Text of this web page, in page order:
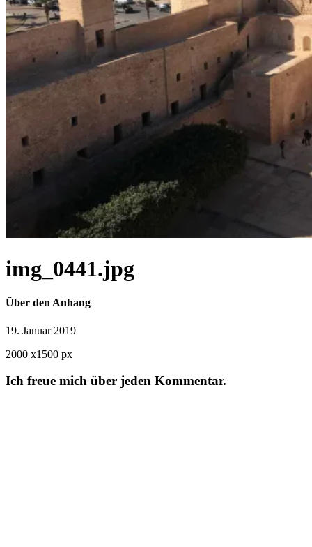
img_0441.jpg
Über den Anhang
19. Januar 2019
2000 x1500 px
Ich freue mich über jeden Kommentar.